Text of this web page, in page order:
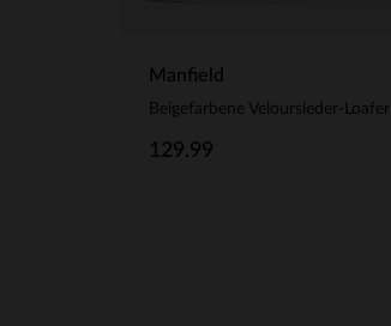
Manfield
Beigefarbene Veloursleder-Loafer
129.99